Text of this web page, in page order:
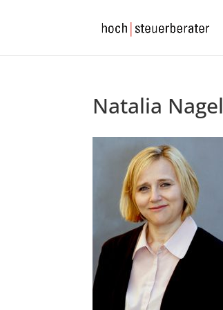
Natalia Nagel